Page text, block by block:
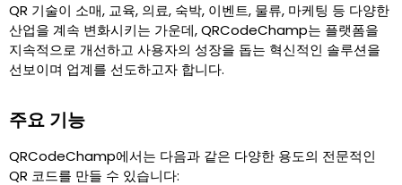
QR 기술이 소매, 교육, 의료, 숙박, 이벤트, 물류, 마케팅 등 다양한
산업을 계속 변화시키는 가운데, QRCodeChamp는 플랫폼을
지속적으로 개선하고 사용자의 성장을 돕는 혁신적인 솔루션을
선보이며 업계를 선도하고자 합니다.
주요 기능
QRCodeChamp에서는 다음과 같은 다양한 용도의 전문적인
QR 코드를 만들 수 있습니다: